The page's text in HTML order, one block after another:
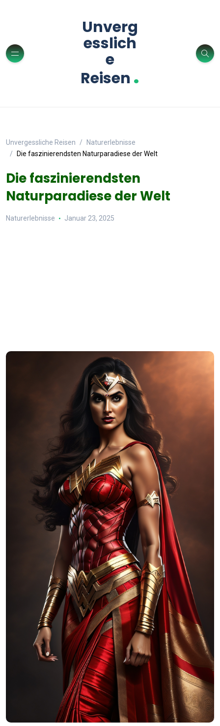
Unverg
esslich
e
Reisen .
Unvergessliche Reisen
Naturerlebnisse
Die faszinierendsten Naturparadiese der Welt
Die faszinierendsten
Naturparadiese der Welt
Naturerlebnisse Januar 23, 2025